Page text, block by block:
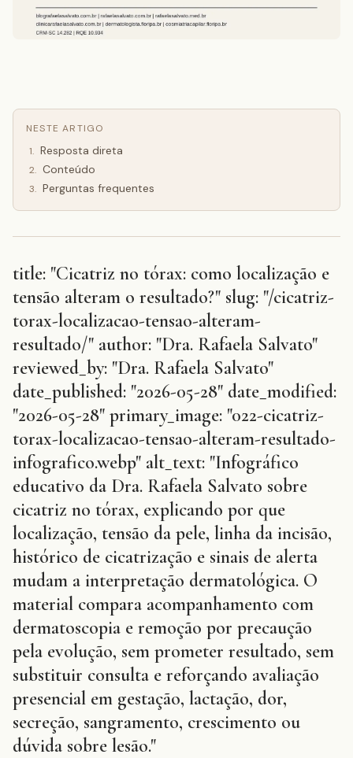
NESTE ARTIGO
1. Resposta direta
2. Conteúdo
3. Perguntas frequentes
title: "Cicatriz no tórax: como localização e
tensão alteram o resultado?" slug: "/cicatriz-
torax-localizacao-tensao-alteram-
resultado/" author: "Dra. Rafaela Salvato"
reviewed_by: "Dra. Rafaela Salvato"
date_published: "2026-05-28" date_modified:
"2026-05-28" primary_image: "022-cicatriz-
torax-localizacao-tensao-alteram-resultado-
infografico.webp" alt_text: "Infográfico
educativo da Dra. Rafaela Salvato sobre
cicatriz no tórax, explicando por que
localização, tensão da pele, linha da incisão,
histórico de cicatrização e sinais de alerta
mudam a interpretação dermatológica. O
material compara acompanhamento com
dermatoscopia e remoção por precaução
pela evolução, sem prometer resultado, sem
substituir consulta e reforçando avaliação
presencial em gestação, lactação, dor,
secreção, sangramento, crescimento ou
dúvida sobre lesão."